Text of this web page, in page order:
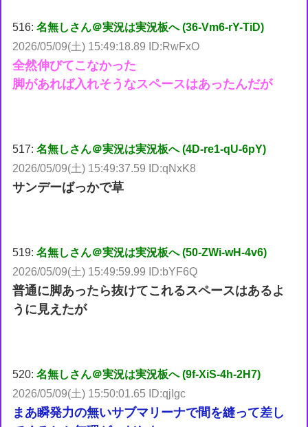
516:名無しさん＠実況は実況板へ (36-Vm6-rY-TiD)
2026/05/09(土) 15:49:18.89 ID:RwFxO
全然伸びてこなかった
脚があれば入れそうなスペースはあったんだが
517:名無しさん＠実況は実況板へ (4D-re1-qU-6pY)
2026/05/09(土) 15:49:37.59 ID:qNxK8
サンデーばっかで草
519:名無しさん＠実況は実況板へ (50-ZWi-wH-4v6)
2026/05/09(土) 15:49:59.99 ID:bYF6Q
普通に脚あったら抜けてこれるスペースはあるよ
うに見えたが
520:名無しさん＠実況は実況板へ (9f-XiS-4h-2H7)
2026/05/09(土) 15:50:01.65 ID:qjIgc
まあ瞬発力の無いサブマリーナで間を縫って差し